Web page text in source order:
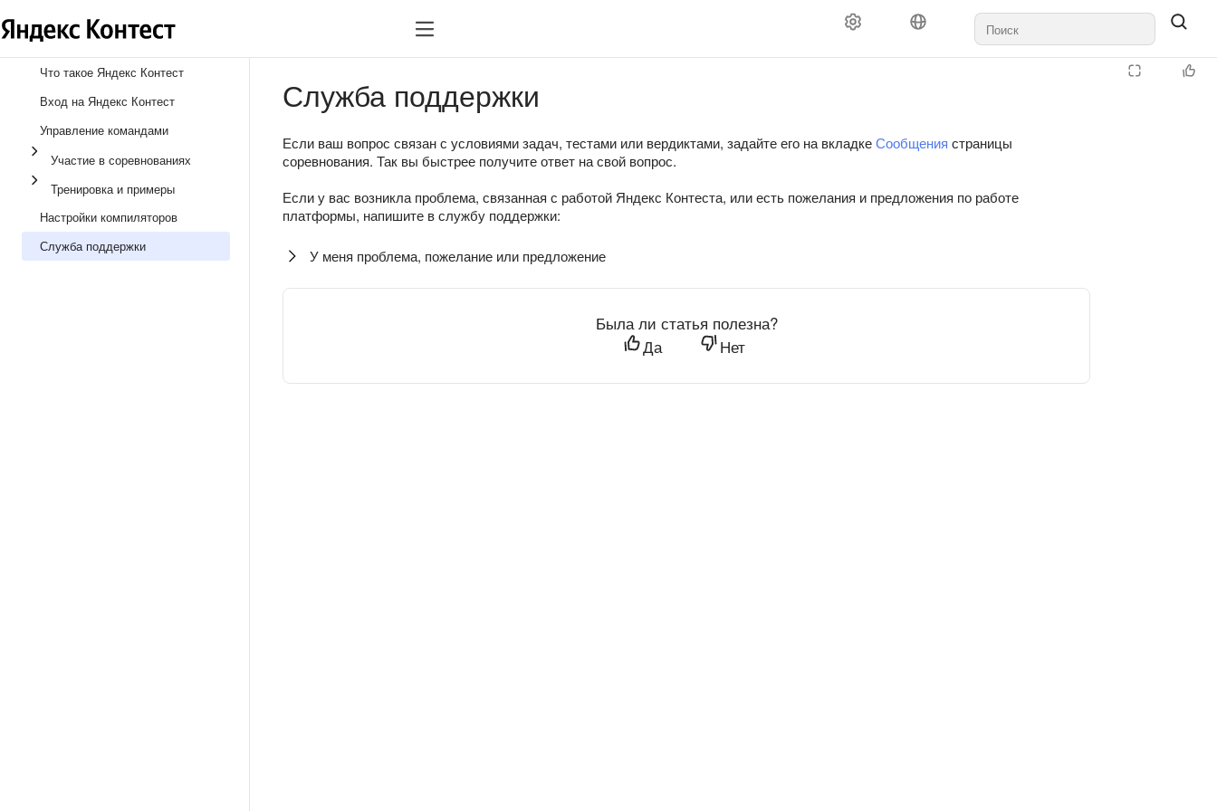
Что такое Яндекс Контест
Вход на Яндекс Контест
Управление командами
Участие в соревнованиях
Тренировка и примеры
Настройки компиляторов
Служба поддержки
Служба поддержки
Если ваш вопрос связан с условиями задач, тестами или вердиктами, задайте его на вкладкеСообщения страницы
соревнования. Так вы быстрее получите ответ на свой вопрос.
Если у вас возникла проблема, связанная с работой Яндекс Контеста, или есть пожелания и предложения по работе
платформы, напишите в службу поддержки:
У меня проблема, пожелание или предложение
Была ли статья полезна?
Да
Нет